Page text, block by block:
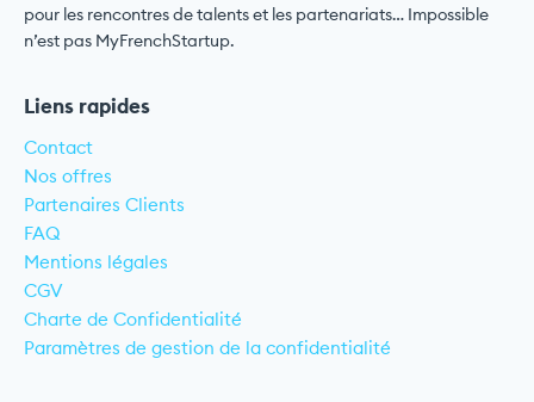
pour les rencontres de talents et les partenariats… Impossible
n’est pas MyFrenchStartup.
Liens rapides
Contact
Nos offres
Partenaires Clients
FAQ
Mentions légales
CGV
Charte de Confidentialité
Paramètres de gestion de la confidentialité